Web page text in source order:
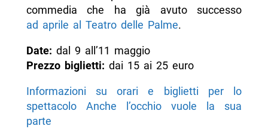
commedia che ha già avuto successo
ad aprile al Teatro delle Palme.
Date: dal 9 all’11 maggio
Prezzo biglietti: dai 15 ai 25 euro
Informazioni su orari e biglietti per lo
spettacolo Anche l’occhio vuole la sua
parte